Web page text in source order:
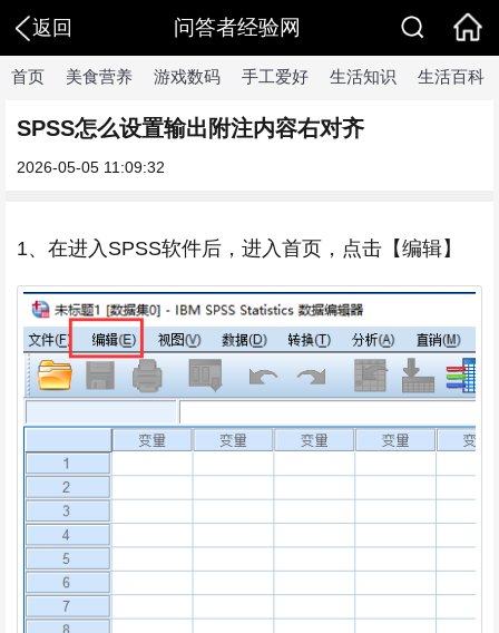
返回 问答者经验网
首页 美食营养 游戏数码 手工爱好 生活知识 生活百科
SPSS怎么设置输出附注内容右对齐
2026-05-05 11:09:32
1、在进入SPSS软件后，进入首页，点击【编辑】